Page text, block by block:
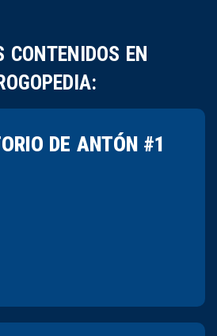
CONTENIDOS EN
DE ANTÓN #1